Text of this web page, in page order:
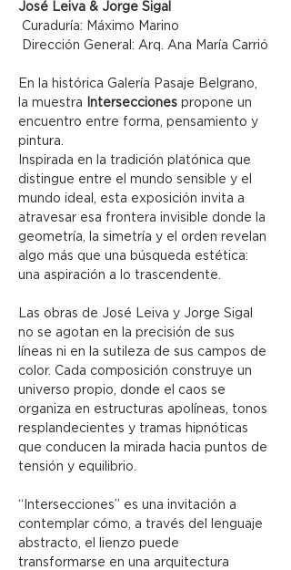
José Leiva & Jorge Sigal
Curaduría: Máximo Marino
Dirección General: Arq. Ana María Carrió
En la histórica Galería Pasaje Belgrano,
la muestra
Intersecciones propone un
encuentro entre forma, pensamiento y
pintura.
Inspirada en la tradición platónica que
distingue entre el mundo sensible y el
mundo ideal, esta exposición invita a
atravesar esa frontera invisible donde la
geometría, la simetría y el orden revelan
algo más que una búsqueda estética:
una aspiración a lo trascendente.
Las obras de José Leiva y Jorge Sigal
no se agotan en la precisión de sus
líneas ni en la sutileza de sus campos de
color. Cada composición construye un
universo propio, donde el caos se
organiza en estructuras apolíneas, tonos
resplandecientes y tramas hipnóticas
que conducen la mirada hacia puntos de
tensión y equilibrio.
“Intersecciones” es una invitación a
contemplar cómo, a través del lenguaje
abstracto, el lienzo puede
transformarse en una arquitectura